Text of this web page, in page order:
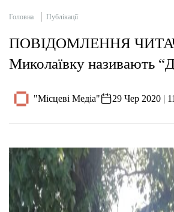
Головна Публікації
ПОВІДОМЛЕННЯ
Миколаївку називають
"Місцеві Медіа" 29 Чер 2020 |